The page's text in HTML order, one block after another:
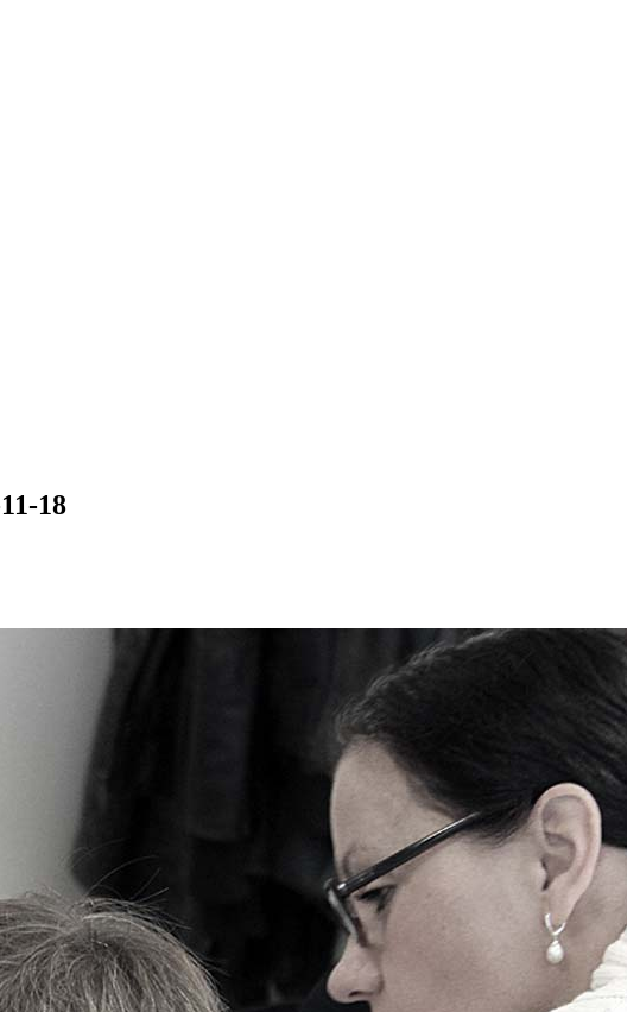
18